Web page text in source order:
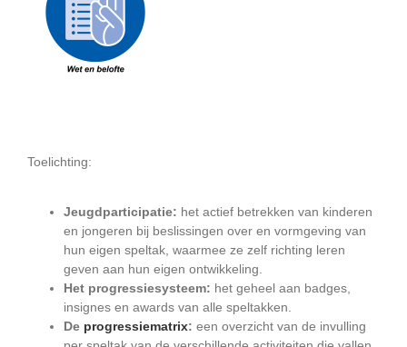
Toelichting:
Jeugdparticipatie: het actief betrekken van kinderen
en jongeren bij beslissingen over en vormgeving van
hun eigen speltak, waarmee ze zelf richting leren
geven aan hun eigen ontwikkeling.
Het progressiesysteem: het geheel aan badges,
insignes en awards van alle speltakken.
De progressiematrix: een overzicht van de invulling